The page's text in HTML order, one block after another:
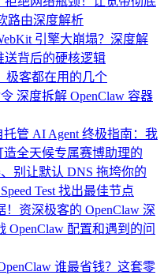
路由深度解析
引擎大崩塌？深度解
送背后的硬核逻辑
极客都在用的几个
深度拆解 OpenClaw 容器
托管 AI Agent 终极指南：我
造全天候专属赛博助理的
别让默认 DNS 拖垮你的
Test 找出最佳节点
资深极客的 OpenClaw 深
OpenClaw 配置和遇到的问
谁最省钱？这套零